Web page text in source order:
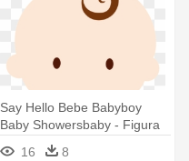
Say Hello Bebe Babyboy
Baby Showersbaby - Figura
De Bebe Para Baby Shower
16 8